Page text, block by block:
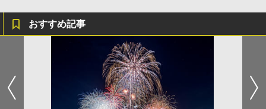
おすすめ記事